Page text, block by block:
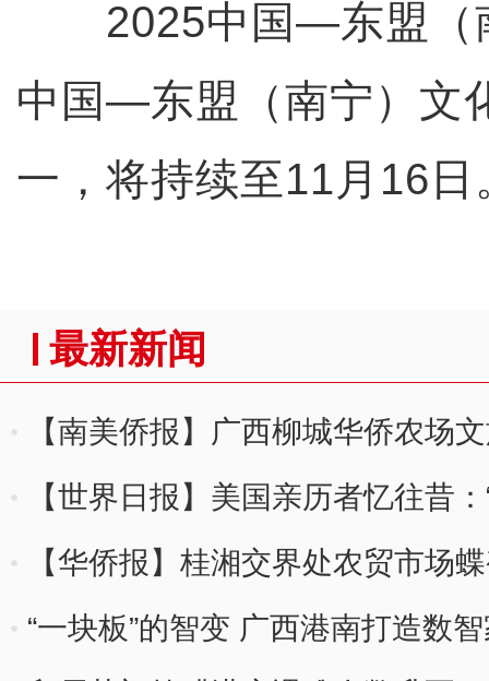
2025中国—东盟（
中国—东盟（南宁）文
一，将持续至11月16日
最新新闻
【南美侨报】广西柳城华侨农场
【世界日报】美国亲历者忆往昔
【华侨报】桂湘交界处农贸市场
“一块板”的智变 广西港南打造数